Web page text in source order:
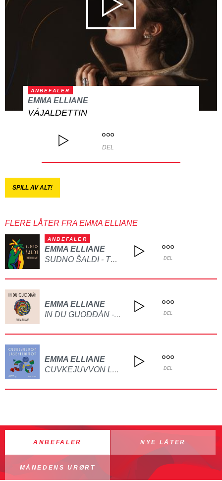
ANBEFALER
EMMA ELLIANE
VÁJALDETTIN
DEL
SPILL AV ALT!
FLERE LÅTER FRA EMMA ELLIANE
ANBEFALER
EMMA ELLIANE
SUDNO ŠALDI - THE BOND BETWEEN THEM DEL
EMMA ELLIANE
IN DU GUOĐĐÁN - I DID NOT LEAVE YOU DEL
EMMA ELLIANE
CUVKEJUVVON LÁSEHELMMOT - BROKEN GLASSPEARLS DEL
ANBEFALER NYE LÅTER
MÅNEDENS URØRT